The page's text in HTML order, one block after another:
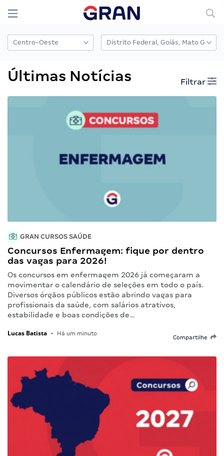
Últimas Notícias Filtrar
GRAN CURSOS SAÚDE
Concursos Enfermagem: fique por dentro
das vagas para 2026!
Os concursos em enfermagem 2026 já começaram a
movimentar o calendário de seleções em todo o país.
Diversos órgãos públicos estão abrindo vagas para
profissionais da saúde, com salários atrativos,
estabilidade e boas condições de…
Lucas Batista • Há um minuto
Compartilhe